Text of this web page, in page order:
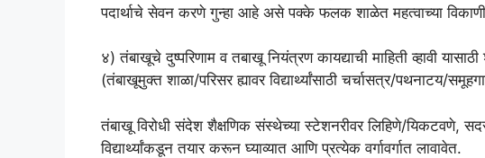
पदार्थाचे सेवन करणे गुन्हा आहे असे पक्के फलक शाळेत महत्वाच्या
४) तंबाखूचे दुष्परिणाम व तबाखू नियंत्रण कायद्याची माहिती व्हावी
(तंबाखूमुक्त शाळा/परिसर ह्यावर विद्यार्थ्यांसाठी चर्चासत्र/पथनाटय/
तंबाखू विरोधी संदेश शैक्षणिक संस्थेच्या स्टेशनरीवर लिहिणे/यिकटवणे,
विद्यार्थ्यांकडून तयार करून घ्याव्यात आणि प्रत्येक वर्गावर्गात लावावेत.